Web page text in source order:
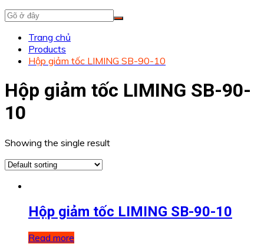
Trang chủ
Products
Hộp giảm tốc LIMING SB-90-10
Hộp giảm tốc LIMING SB-90-
10
Showing the single result
Hộp giảm tốc LIMING SB-90-10
Read more